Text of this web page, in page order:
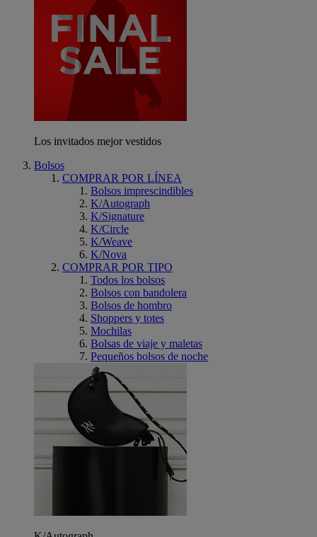
Los invitados mejor vestidos
Bolsos
COMPRAR POR LÍNEA
Bolsos imprescindibles
K/Autograph
K/Signature
K/Circle
K/Weave
K/Nova
COMPRAR POR TIPO
Todos los bolsos
Bolsos con bandolera
Bolsos de hombro
Shoppers y totes
Mochilas
Bolsas de viaje y maletas
Pequeños bolsos de noche